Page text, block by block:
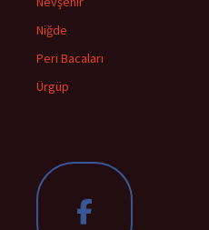
Niğde
Peri Bacaları
Ürgüp